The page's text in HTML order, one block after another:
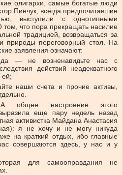
олигархи, самые богатые люди
Пинчук, всегда предпочитавшие
выступили с однотипными
что пора прекращать насилие
традицией, возвращаться за
природы переговорный стол. На
заявления означают:
— не возненавидьте нас с
действий неадекватного
ей;
наши счета и прочие активы,
общее настроение этого
еще пару недель назад
активистка Майдана Анастасия
я не хочу и не могу никуда
на краткий отдых, ибо главные
совершаются здесь, у нас и у
для самооправдания не